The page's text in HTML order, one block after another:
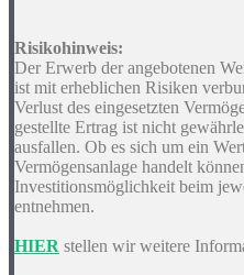
Risikohinweis:
Der Erwerb der angebotenen
ist mit erheblichen Risiken
Verlust des eingesetzten
gestellte Ertrag ist nicht
ausfallen. Ob es sich um ein
Vermögensanlage handelt
Investitionsmöglichkeit beim
entnehmen.
HIER stellen wir weitere